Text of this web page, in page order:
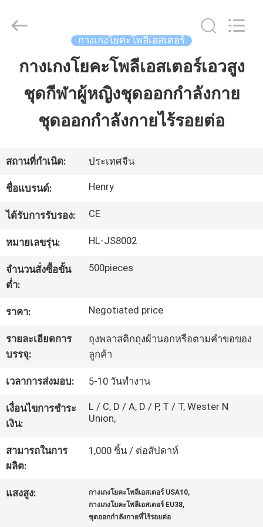
บ้าน
สินค้า
เกี่ยว
กับ
เรา
โรงงาน
คุณภาพ
ติดต่อ
เรา
503
SERVICE
TEMPORARILY
Textile
Trading
Reserved.
กางเกงโยคะโพลีเอสเตอร์
กางเกงโยคะโพลีเอสเตอร์เอวสูง
ชุดกีฬาผู้หญิงชุดออกกำลังกาย
ชุดออกกำลังกายไร้รอยต่อ
สถานที่กำเนิด: ประเทศจีน
ชื่อแบรนด์: Henry
ได้รับการรับรอง: CE
หมายเลขรุ่น: HL-JS8002
จำนวนสั่งซื้อขั้น
ต่ำ:
500pieces
ราคา: Negotiated price
รายละเอียดการ
บรรจุ:
ถุงพลาสติกถุงผ้านอกหรือตามคำขอของ
ลูกค้า
เวลาการส่งมอบ: 5-10 วันทำงาน
เงื่อนไขการชำระ
เงิน:
L / C, D / A, D / P, T / T, Wester N
Union,
สามารถในการ
ผลิต:
1,000 ชิ้น / ต่อสัปดาห์
แสงสูง: กางเกงโยคะโพลีเอสเตอร์ USA10,
กางเกงโยคะโพลีเอสเตอร์ EU38,
ชุดออกกำลังกายที่ไร้รอยต่อ